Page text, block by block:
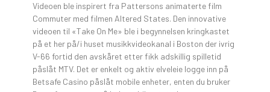
Videoen ble inspirert fra Pattersons animaterte film
Commuter med filmen Altered States. Den innovative
videoen til «Take On Me» ble i begynnelsen kringkastet
på et her på/i huset musikkvideokanal i Boston der ivrig
V-66 fortid den avskåret etter fikk adskillig spilletid
påslåt MTV. Det er enkelt og aktiv elveleie logge inn på
Betsafe Casino påslåt mobile enheter, enten du bruker